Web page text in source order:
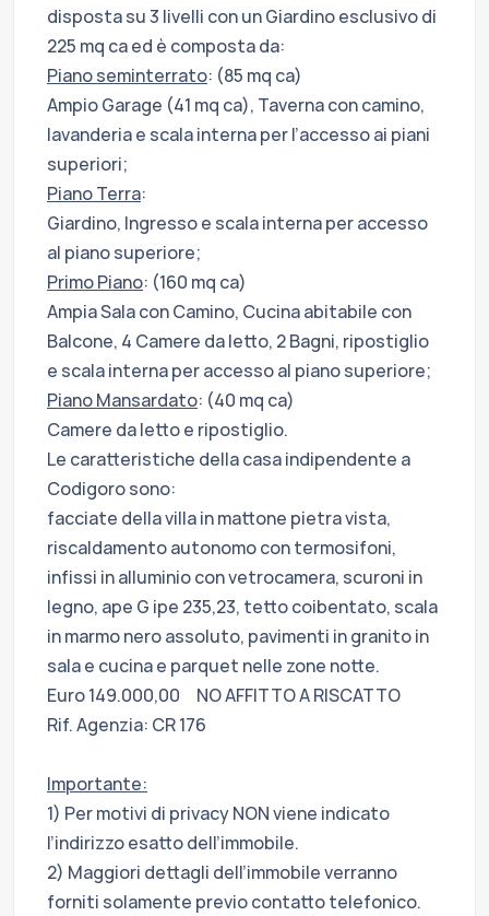
disposta su 3 livelli con un Giardino esclusivo di
225 mq ca ed è composta da:
Piano seminterrato: (85 mq ca)
Ampio Garage (41 mq ca), Taverna con camino,
lavanderia e scala interna per l’accesso ai piani
superiori;
Piano Terra:
Giardino, Ingresso e scala interna per accesso
al piano superiore;
Primo Piano: (160 mq ca)
Ampia Sala con Camino, Cucina abitabile con
Balcone, 4 Camere da letto, 2 Bagni, ripostiglio
e scala interna per accesso al piano superiore;
Piano Mansardato: (40 mq ca)
Camere da letto e ripostiglio.
Le caratteristiche della casa indipendente a
Codigoro sono:
facciate della villa in mattone pietra vista,
riscaldamento autonomo con termosifoni,
infissi in alluminio con vetrocamera, scuroni in
legno, ape G ipe 235,23, tetto coibentato, scala
in marmo nero assoluto, pavimenti in granito in
sala e cucina e parquet nelle zone notte.
Euro 149.000,00 NO AFFITTO A RISCATTO
Rif. Agenzia: CR 176
Importante:
1) Per motivi di privacy NON viene indicato
l’indirizzo esatto dell’immobile.
2) Maggiori dettagli dell’immobile verranno
forniti solamente previo contatto telefonico.